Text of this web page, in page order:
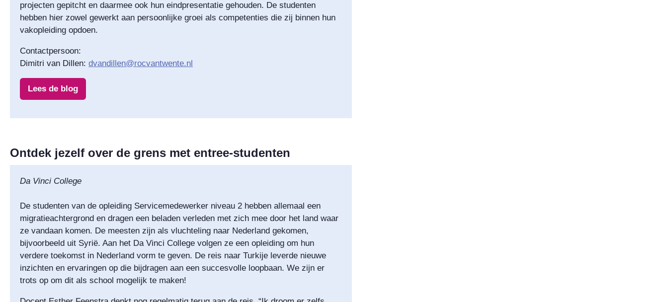
projecten gepitcht en daarmee ook hun eindpresentatie gehouden. De studenten
hebben hier zowel gewerkt aan persoonlijke groei als competenties die zij binnen hun
vakopleiding opdoen.
Contactpersoon:
Dimitri van Dillen: dvandillen@rocvantwente.nl
Lees de blog
Ontdek jezelf over de grens met entree-studenten
Da Vinci College
De studenten van de opleiding Servicemedewerker niveau 2 hebben allemaal een
migratieachtergrond en dragen een beladen verleden met zich mee door het land waar
ze vandaan komen. De meesten zijn als vluchteling naar Nederland gekomen,
bijvoorbeeld uit Syrië. Aan het Da Vinci College volgen ze een opleiding om hun
verdere toekomst in Nederland vorm te geven. De reis naar Turkije leverde nieuwe
inzichten en ervaringen op die bijdragen aan een succesvolle loopbaan. We zijn er
trots op om dit als school mogelijk te maken!